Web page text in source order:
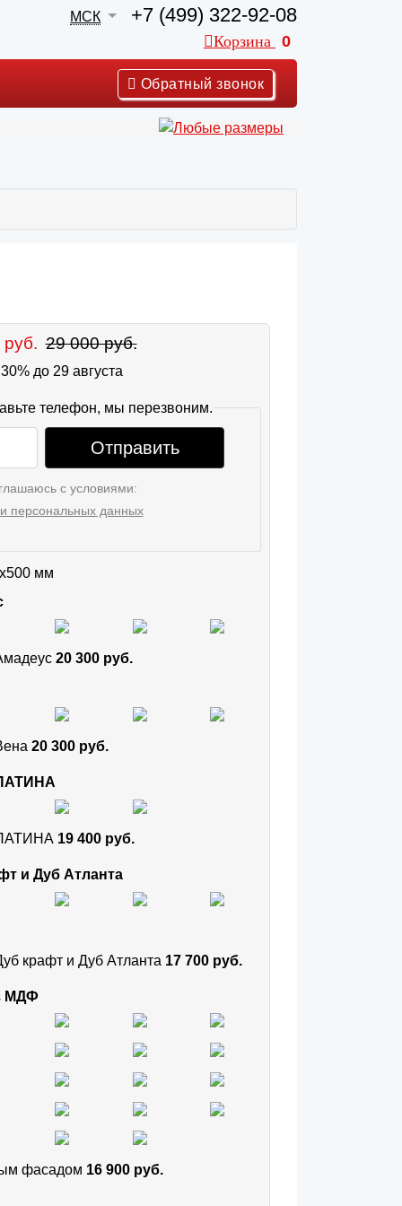
МСК +7 (499) 322-92-08
Корзина 0
Обратный звонок
руб. 29 000 руб.
до 29 августа
телефон, мы перезвоним.
Отправить
с условиями:
персональных данных
мм
20 300 руб.
20 300 руб.
19 400 руб.
и Дуб Атланта
крафт и Дуб Атланта 17 700 руб.
МДФ
фасадом 16 900 руб.